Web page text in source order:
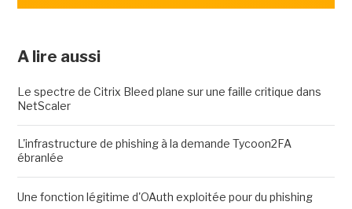
A lire aussi
Le spectre de Citrix Bleed plane sur une faille critique dans
NetScaler
L'infrastructure de phishing à la demande Tycoon2FA
ébranlée
Une fonction légitime d'OAuth exploitée pour du phishing